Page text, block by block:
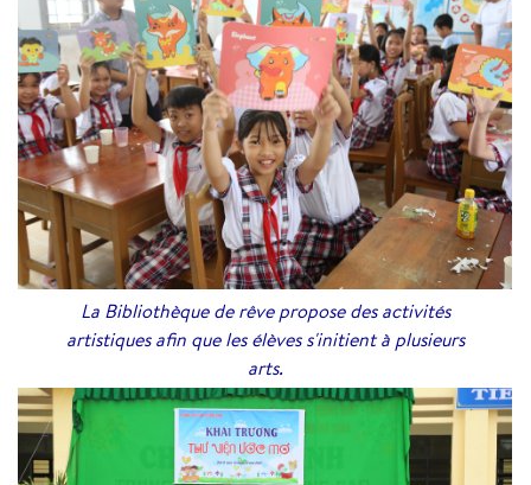
La Bibliothèque de rêve propose des activités
artistiques afin que les élèves s'initient à plusieurs
arts.